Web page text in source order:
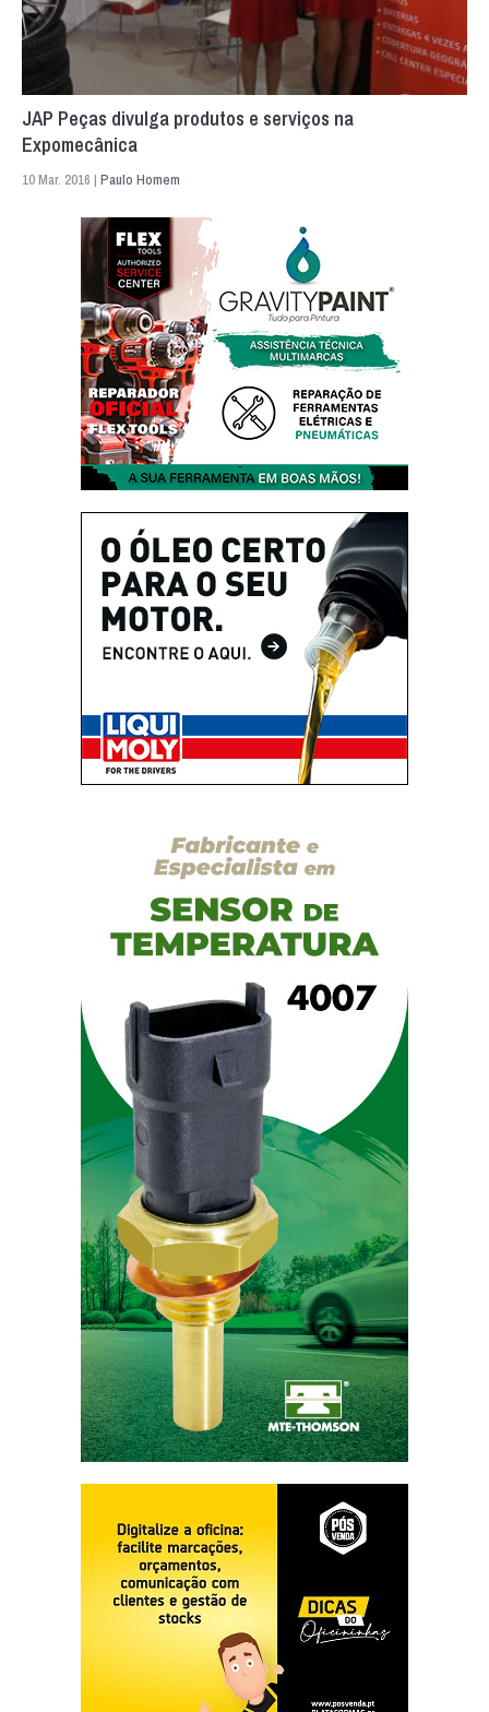
JAP Peças divulga produtos e serviços na
Expomecânica
10 Mar. 2016 | Paulo Homem